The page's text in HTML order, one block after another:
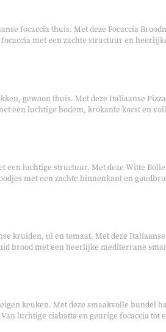
focaccia thuis. Met deze Focaccia
met een zachte structuur en
olijven, tomaat, rozemarijn of kaas, en
als borrelhapje, bijgerecht, lunch of bij
gewoon thuis. Met deze Italiaanse
een luchtige bodem, krokante korst en
avond met familie of vrienden, samen
pizza het allerlekkerst is. De mix is
een luchtige structuur. Met deze Witte
met een zachte binnenkant en
brunch.
kruiden, ui en tomaat. Met deze
brood met een heerlijke mediterrane
bij de maaltijd.
keuken. Met deze smaakvolle bundel
luchtige ciabatta en geurige focaccia tot
brood. Perfect voor een gezellige